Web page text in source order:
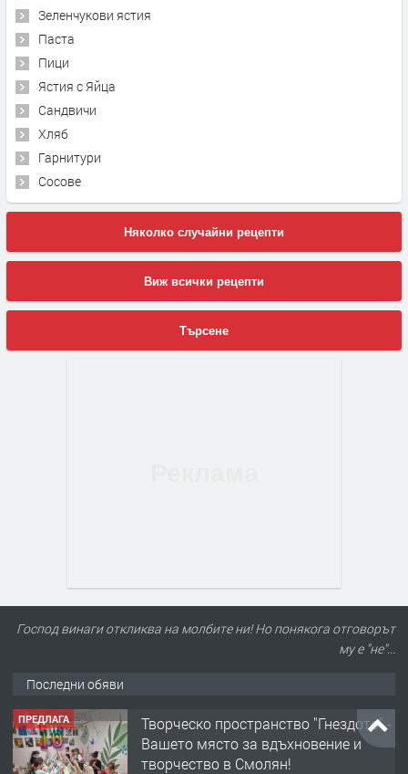
Зеленчукови ястия
Паста
Пици
Ястия с Яйца
Сандвичи
Хляб
Гарнитури
Сосове
Няколко случайни рецепти
Виж всички рецепти
Търсене
Господ винаги откликва на молбите ни! Но понякога отговорът
му е "не"...
Последни обяви
ПРЕДЛАГА
Творческо пространство "Гнездото" -
Вашето място за вдъхновение и
творчество в Смолян!